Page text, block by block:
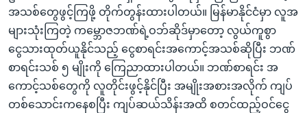
အသစ်တွေဖွင့်ကြဖို့ တိုက်တွန်းထားပါတယ်။ မြန်မာနိုင်ငံမှာ လူအ
များသုံးကြတဲ့ ကမ္ဘောဇဘဏ်ရဲ့ဝဘ်ဆိုဒ်မှာတော့ လွယ်ကူစွာ
ငွေသားထုတ်ယူနိုင်သည့် ငွေစာရင်းအကောင့်အသစ်ဆိုပြီး ဘဏ်
စာရင်းသစ် ၅ မျိုးကို ကြေညာထားပါတယ်။ ဘဏ်စာရင်း အ
ကောင့်သစ်တွေကို လူတိုင်းဖွင့်နိုင်ပြီး အမျိုးအစားအလိုက် ကျပ်
တစ်သောင်းကနေစပြီး ကျပ်ဆယ်သိန်းအထိ စတင်ထည့်ဝင်ငွေ